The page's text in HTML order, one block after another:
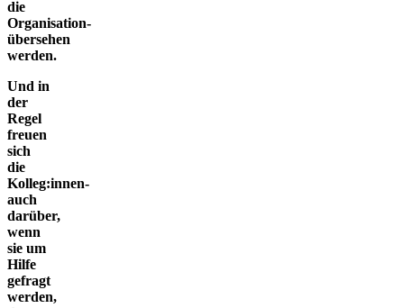
die
Organisation­
übersehen
werden.
Und in
der
Regel
freuen
sich
die
Kolleg:innen­
auch
darüber,
wenn
sie um
Hilfe
gefragt
werden,